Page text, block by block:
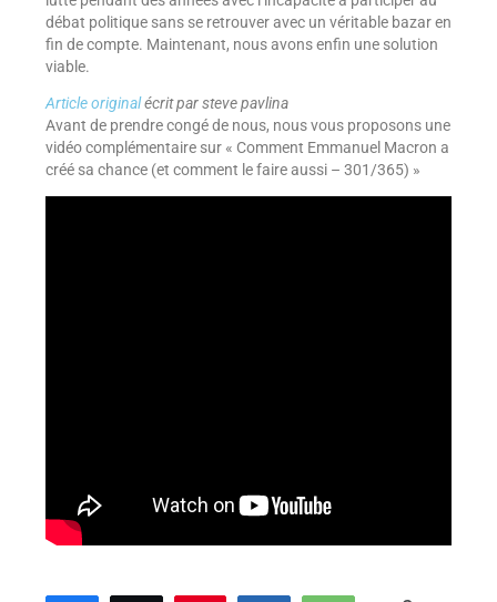
débat politique sans se retrouver avec un véritable bazar en
fin de compte. Maintenant, nous avons enfin une solution
viable.
Article originalécrit par steve pavlina
Avant de prendre congé de nous, nous vous proposons une
vidéo complémentaire sur « Comment Emmanuel Macron a
créé sa chance (et comment le faire aussi – 301/365) »